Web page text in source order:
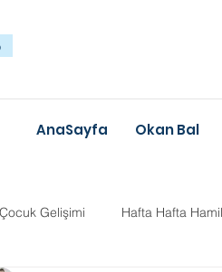
AnaSayfa Okan Bal
Gelişimi Hafta Hafta